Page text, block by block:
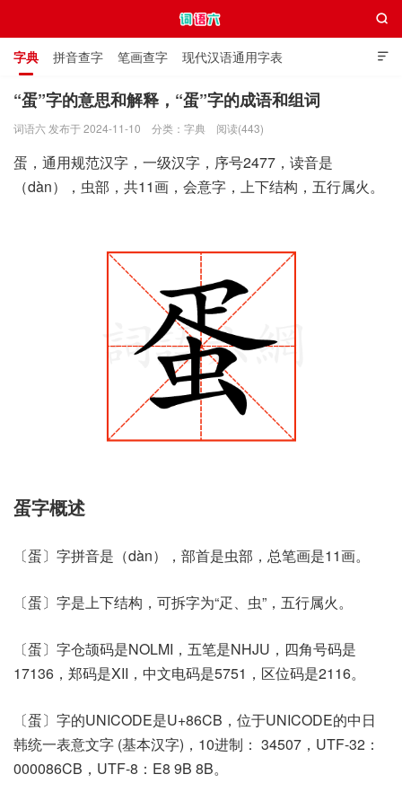

字典 拼音查字 笔画查字 现代汉语通用字表
通用规范汉字表 叠字大全 独体字大全 极简英语词典

“蛋”字的意思和解释，“蛋”字的成语和组词
词语六 发布于 2024-11-10 分类： 字典 阅读(443)
蛋，通用规范汉字，一级汉字，序号2477，读音是
（dàn），虫部，共11画，会意字，上下结构，五行属火。
蛋字概述
〔蛋〕字拼音是（dàn），部首是虫部，总笔画是11画。
〔蛋〕字是上下结构，可拆字为“疋、虫”，五行属火。
〔蛋〕字仓颉码是NOLMI，五笔是NHJU，四角号码是
17136，郑码是XII，中文电码是5751，区位码是2116。
〔蛋〕字的UNICODE是U+86CB，位于UNICODE的中日
韩统一表意文字 (基本汉字)，10进制： 34507，UTF-32：
000086CB，UTF-8：E8 9B 8B。